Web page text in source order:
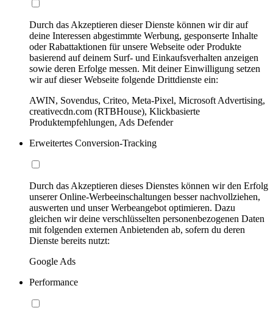
Durch das Akzeptieren dieser Dienste können wir dir auf
deine Interessen abgestimmte Werbung, gesponserte Inhalte
oder Rabattaktionen für unsere Webseite oder Produkte
basierend auf deinem Surf- und Einkaufsverhalten anzeigen
sowie deren Erfolge messen. Mit deiner Einwilligung setzen
wir auf dieser Webseite folgende Drittdienste ein:
AWIN, Sovendus, Criteo, Meta-Pixel, Microsoft Advertising,
creativecdn.com (RTBHouse), Klickbasierte
Produktempfehlungen, Ads Defender
Erweitertes Conversion-Tracking
Durch das Akzeptieren dieses Dienstes können wir den Erfolg
unserer Online-Werbeeinschaltungen besser nachvollziehen,
auswerten und unser Werbeangebot optimieren. Dazu
gleichen wir deine verschlüsselten personenbezogenen Daten
mit folgenden externen Anbietenden ab, sofern du deren
Dienste bereits nutzt:
Google Ads
Performance